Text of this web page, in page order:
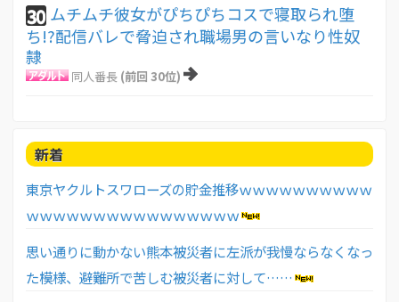
30 ムチムチ彼女がぴちぴちコスで寝取られ堕
ち!?配信バレで脅迫され職場男の言いなり性奴
隷
同人番長 (前回 30位)
新着
東京ヤクルトスワローズの貯金推移ｗｗｗｗｗｗｗｗｗｗ
ｗｗｗｗｗｗｗｗｗｗｗｗｗｗｗｗ
思い通りに動かない熊本被災者に左派が我慢ならなくなっ
た模様、避難所で苦しむ被災者に対して……